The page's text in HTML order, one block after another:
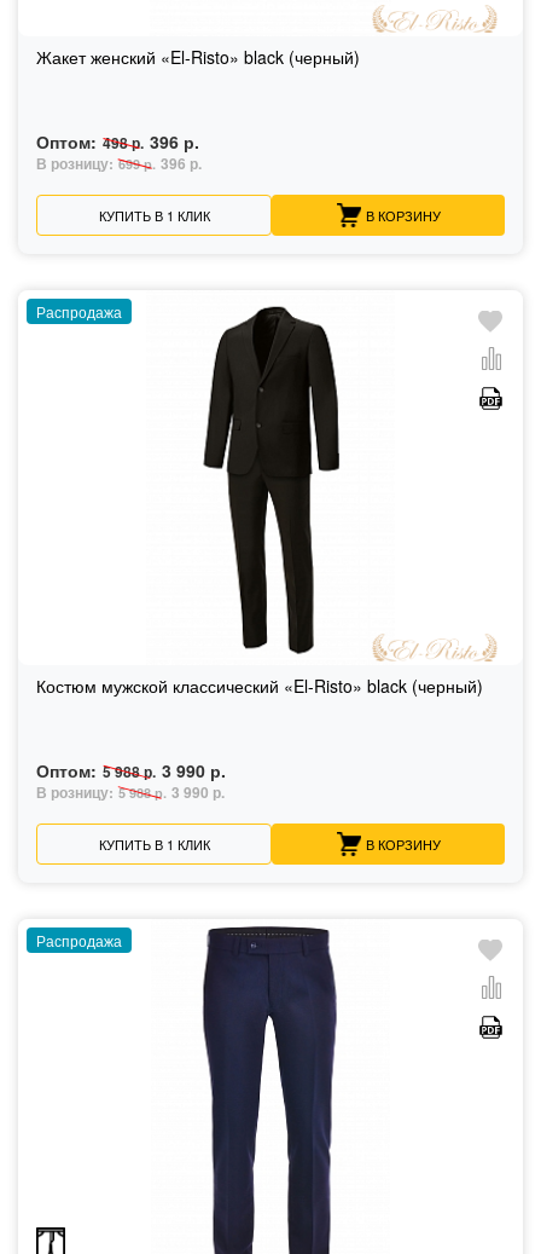
Жакет женский «El-Risto» black (черный)
Оптом: 498 р. 396 р.
В розницу: 699 р. 396 р.
КУПИТЬ В 1 КЛИК В КОРЗИНУ
Распродажа
Костюм мужской классический «El-Risto» black (черный)
Оптом: 5 988 р. 3 990 р.
В розницу: 5 988 р. 3 990 р.
КУПИТЬ В 1 КЛИК В КОРЗИНУ
Распродажа